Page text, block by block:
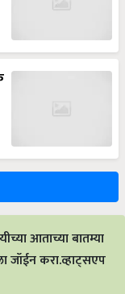
आताच्या बातम्या
जॉईन करा.व्हाट्सएप